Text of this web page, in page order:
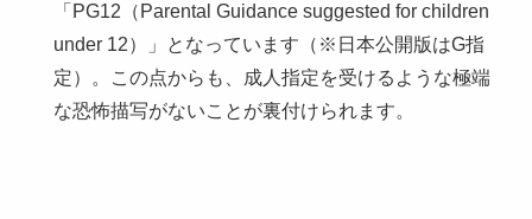
「PG12（Parental Guidance suggested for children
under 12）」となっています（※日本公開版はG指
定）。この点からも、成人指定を受けるような極端
な恐怖描写がないことが裏付けられます。